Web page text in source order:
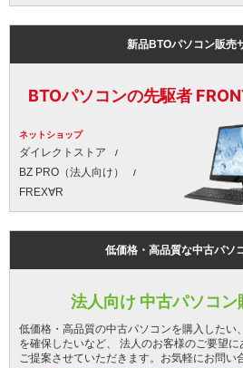
新品BTOパソコン販売
BTOパソコンの先駆者
ネットショップ
ダイレクトストア
BZ PRO（法人向け）
FREX∀R
低価格・高品質な中古パソ
法人向け 中古パソコン
低価格・高品質の中古パソコンを購入したい
を確保したいなど、 法人のお客様のご要望
ご提案させていただきます。お気軽にお問い